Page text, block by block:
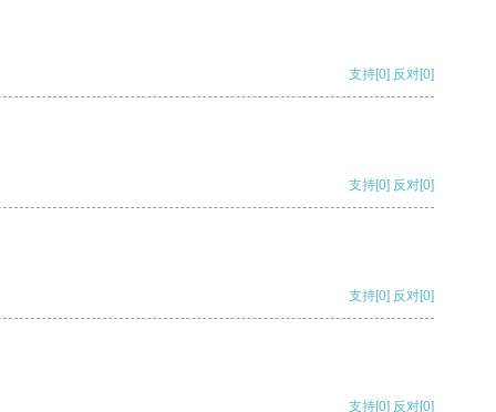
支持[0] 反对[0]
支持[0] 反对[0]
支持[0] 反对[0]
支持[0] 反对[0]